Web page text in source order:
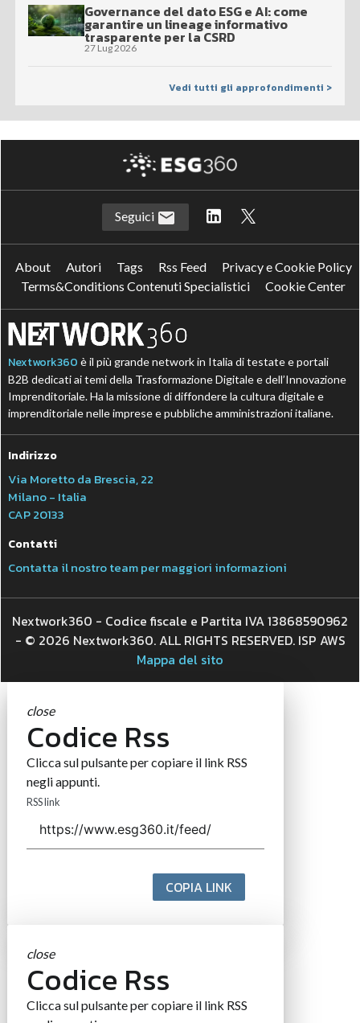
Governance del dato ESG e AI: come
garantire un lineage informativo
trasparente per la CSRD
27 Lug 2026
Vedi tutti gli approfondimenti >
Seguici
About Autori Tags Rss Feed
Privacy e Cookie Policy
Terms&Conditions Contenuti Specialistici
Cookie Center
Nextwork360 è il più grande network in Italia di testate e portali
B2B dedicati ai temi della Trasformazione Digitale e dell’Innovazione
Imprenditoriale. Ha la missione di diffondere la cultura digitale e
imprenditoriale nelle imprese e pubbliche amministrazioni italiane.
Indirizzo
Via Moretto da Brescia, 22
Milano - Italia
CAP 20133
Contatti
Contatta il nostro team per maggiori informazioni
Nextwork360 - Codice fiscale e Partita IVA 13868590962
- © 2026 Nextwork360. ALL RIGHTS RESERVED. ISP AWS
Mappa del sito
close
Codice Rss
Clicca sul pulsante per copiare il link RSS
negli appunti.
RSS link
COPIA LINK
close
Codice Rss
Clicca sul pulsante per copiare il link RSS